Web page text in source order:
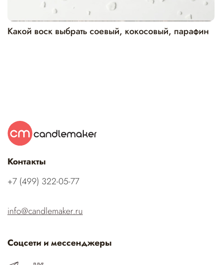
Какой воск выбрать соевый, кокосовый, парафин
Контакты
‭+7 (499) 322-05-77‬
info@candlemaker.ru
Соцсети и мессенджеры